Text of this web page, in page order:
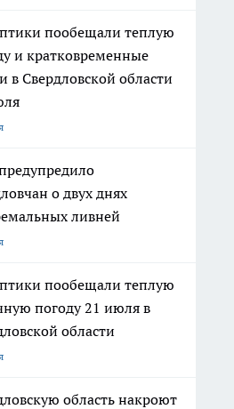
пообещали теплую
и кратковременные
в Свердловской области
о двух днях
ливней
пообещали теплую
погоду 21 июля в
области
область накроют